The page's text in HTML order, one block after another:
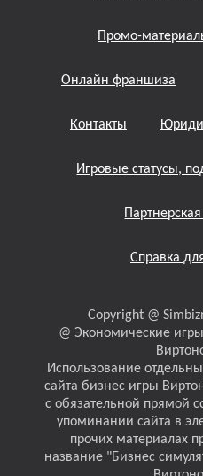
Промо-
Онлайн франшиза
Контакты
Игровые статусы,
Справка
Copyright @
@ Экономические
Использование
сайта бизнес игры
с обязательной прямой
упоминании сайта в
прочих материалах
название "Бизнес